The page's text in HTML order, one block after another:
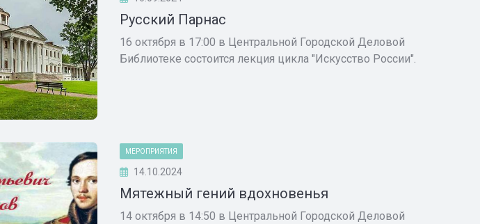
Русский Парнас
16 октября в 17:00 в Центральной Городской Деловой
Библиотеке состоится лекция цикла "Искусство России".
МЕРОПРИЯТИЯ
14.10.2024
Мятежный гений вдохновенья
14 октября в 14:50 в Центральной Городской Деловой